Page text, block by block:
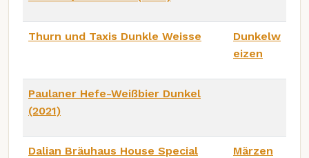
Thurn und Taxis Dunkle Weisse
Dunkelw
eizen
Paulaner Hefe-Weißbier Dunkel
(2021)
Dalian Bräuhaus House Special Märzen